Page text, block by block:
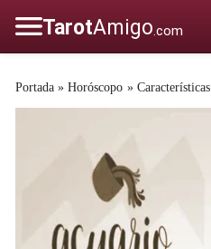
Portada » Horóscopo » Características